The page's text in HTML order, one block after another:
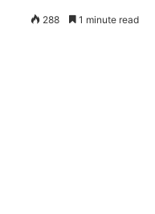
288 1 minute read